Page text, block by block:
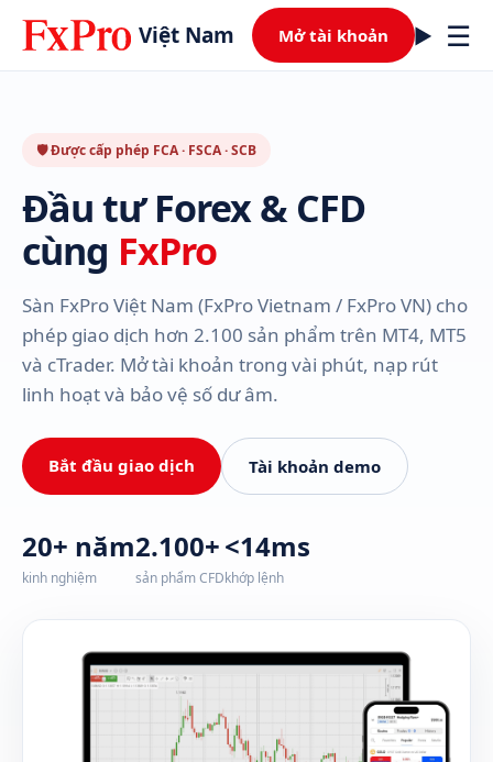
Việt Nam Mở tài khoản ☰
🛡 Được cấp phép FCA · FSCA · SCB
Đầu tư Forex & CFD
cùng FxPro
Sàn FxPro Việt Nam (FxPro Vietnam / FxPro VN) cho
phép giao dịch hơn 2.100 sản phẩm trên MT4, MT5
và cTrader. Mở tài khoản trong vài phút, nạp rút
linh hoạt và bảo vệ số dư âm.
Bắt đầu giao dịch Tài khoản demo
20+ năm
kinh nghiệm
2.100+
sản phẩm CFD
<14ms
khớp lệnh